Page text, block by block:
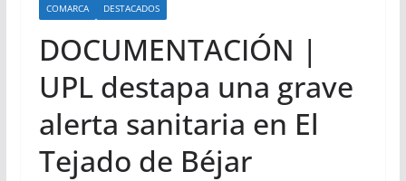
COMARCA DESTACADOS
DOCUMENTACIÓN |
UPL destapa una grave
alerta sanitaria en El
Tejado de Béjar